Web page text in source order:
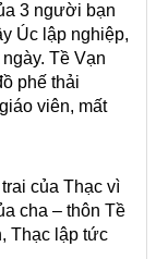
3 người bạn
Úc lập nghiệp,
Tề Vạn
phế thải
viên, mất
của Thạc vì
cha – thôn Tề
Thạc lập tức